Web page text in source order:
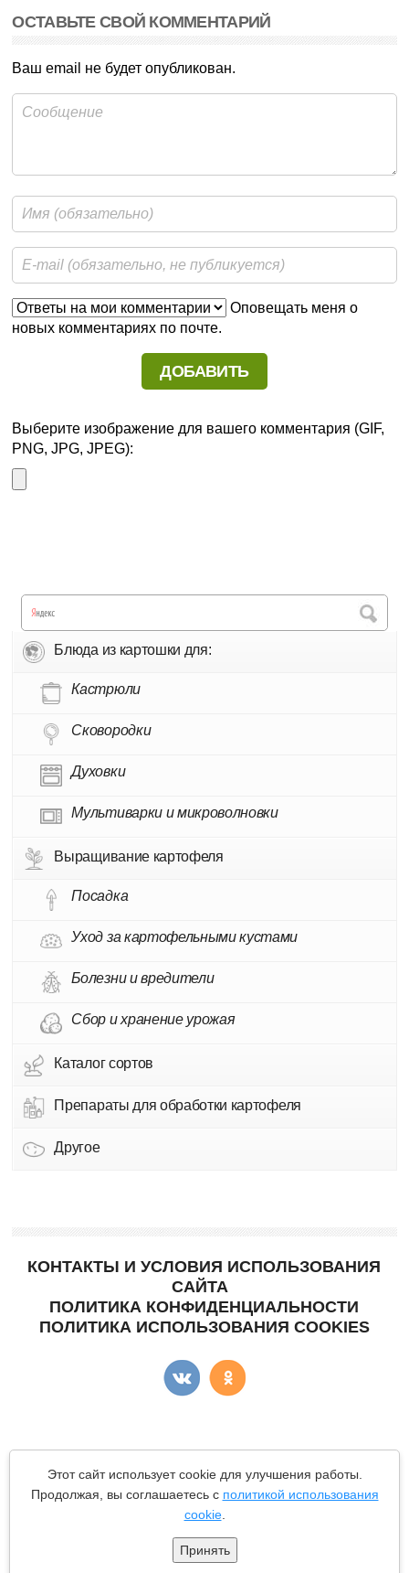
ОСТАВЬТЕ СВОЙ КОММЕНТАРИЙ
Ваш email не будет опубликован.
Оповещать меня о
новых комментариях по почте.
Выберите изображение для вашего комментария (GIF,
PNG, JPG, JPEG):
Блюда из картошки для:
Кастрюли
Сковородки
Духовки
Мультиварки и микроволновки
Выращивание картофеля
Посадка
Уход за картофельными кустами
Болезни и вредители
Сбор и хранение урожая
Каталог сортов
Препараты для обработки картофеля
Другое
КОНТАКТЫ И УСЛОВИЯ ИСПОЛЬЗОВАНИЯ
САЙТА
ПОЛИТИКА КОНФИДЕНЦИАЛЬНОСТИ
ПОЛИТИКА ИСПОЛЬЗОВАНИЯ COOKIES
Copyright © "КартоФан"- сайт о картошке.
Все материалы данного сайта являются объектами авторского
права (в том числе дизайн). Запрещается копирование,
распространение (в том числе путем копирования на другие
информации и объектов без предварительного согласия
правообладателя.
Этот сайт использует cookie для улучшения работы.
Продолжая, вы соглашаетесь с политикой использования
cookie.
Принять